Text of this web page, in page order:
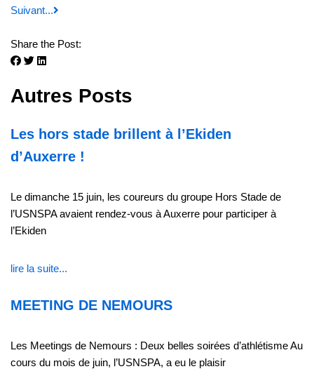
Suivant...
Share the Post:
Autres Posts
Les hors stade brillent à l’Ekiden
d’Auxerre !
Le dimanche 15 juin, les coureurs du groupe Hors Stade de
l’USNSPA avaient rendez-vous à Auxerre pour participer à
l’Ekiden
lire la suite...
MEETING DE NEMOURS
Les Meetings de Nemours : Deux belles soirées d’athlétisme Au
cours du mois de juin, l’USNSPA, a eu le plaisir